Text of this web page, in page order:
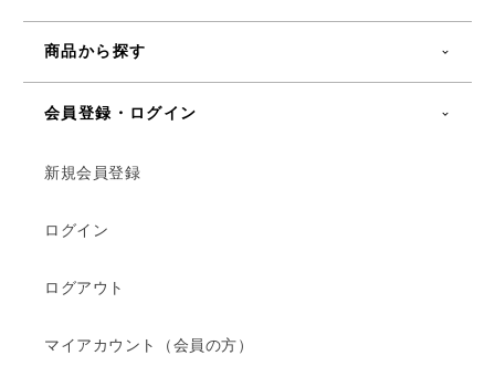
商品から探す
会員登録・ログイン
新規会員登録
ログイン
ログアウト
マイアカウント（会員の方）